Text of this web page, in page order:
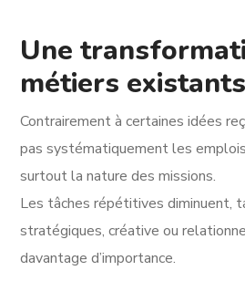
Une
métiers existants
Contrairement à certaines idées
pas systématiquement les
surtout la nature des missions.
Les tâches répétitives diminuent,
stratégiques, créative ou
davantage d’importance.